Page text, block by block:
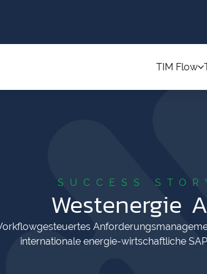
TIM Flow
SUCCESS
Westenergie
internationale energie-wirtschaftliche